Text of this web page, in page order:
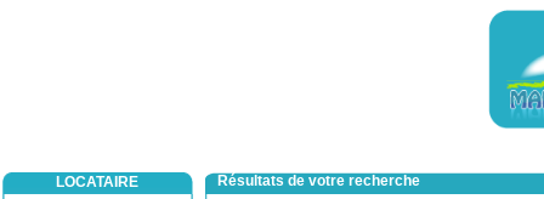
LOCATAIRE Résultats de votre recherche